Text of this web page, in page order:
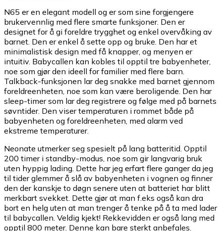
N65 er en elegant modell og er som sine forgjengere
brukervennlig med flere smarte funksjoner. Den er
designet for å gi foreldre trygghet og enkel overvåking av
barnet. Den er enkel å sette opp og bruke. Den har et
minimalistisk design med få knapper, og menyen er
intuitiv. Babycallen kan kobles til opptil tre babyenheter,
noe som gjør den ideell for familier med flere barn.
Talkback-funksjonen lar deg snakke med barnet gjennom
foreldreenheten, noe som kan være beroligende. Den har
sleep-timer som lar deg registrere og følge med på barnets
søvntider. Den viser temperaturen i rommet både på
babyenheten og foreldreenheten, med alarm ved
ekstreme temperaturer.
Neonate utmerker seg spesielt på lang batteritid. Opptil
200 timer i standby-modus, noe som gir langvarig bruk
uten hyppig lading. Dette har jeg erfart flere ganger da jeg
til tider glemmer å slå av babyenheten i vognen og finner
den der kanskje to døgn senere uten at batteriet har blitt
merkbart svekket. Dette gjør at man f.eks også kan dra
bort en helg uten at man trenger å tenke på å ta med lader
til babycallen. Veldig kjekt! Rekkevidden er også lang med
opptil 800 meter. Denne kan bare sterkt anbefales.